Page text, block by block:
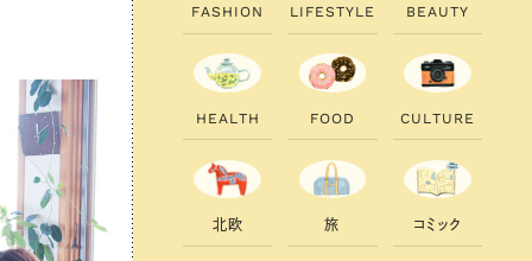
FAS H ION LI FESTYLE B EAUTY
H EALTH FOOD CU LTU RE
北欧 旅 コ ミ ック